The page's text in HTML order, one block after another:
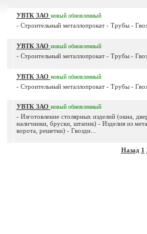
УВТК ЗАО новый обновленный
- Строительный металлопрокат - Трубы -
УВТК ЗАО новый обновленный
- Строительный металлопрокат - Трубы -
УВТК ЗАО новый обновленный
- Строительный металлопрокат - Трубы -
УВТК ЗАО новый обновленный
- Изготовление столярных изделий (окна,
наличники, бруски, штапик) - Изделия из
ворота, решетки) - Гвозди...
Назад 1